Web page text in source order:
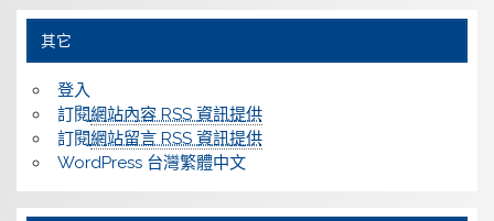
其它
登入
訂閱網站內容 RSS 資訊提供
訂閱網站留言 RSS 資訊提供
WordPress 台灣繁體中文